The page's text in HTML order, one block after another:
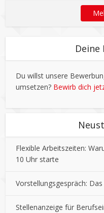
Deine
Du willst unsere
umsetzen? Bewirb dich
Flexible Arbeitszeiten:
10 Uhr starte
Vorstellungsgespräch:
Stellenanzeige für